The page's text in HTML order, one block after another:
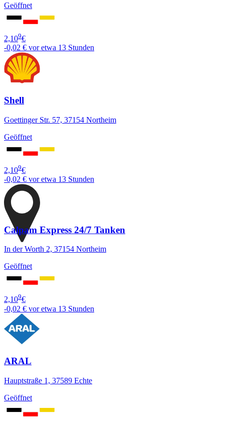
Geöffnet
2,109€
-0,02 € vor etwa 13 Stunden
Shell
Goettinger Str. 57, 37154 Northeim
Geöffnet
2,109€
-0,02 € vor etwa 13 Stunden
Calpam Express 24/7 Tanken
In der Worth 2, 37154 Northeim
Geöffnet
2,109€
-0,02 € vor etwa 13 Stunden
ARAL
Hauptstraße 1, 37589 Echte
Geöffnet